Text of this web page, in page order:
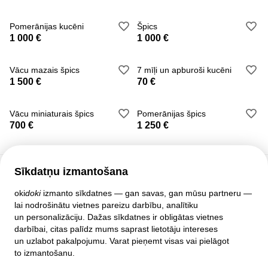
Pomerānijas kucēni
1 000 €
Špics
1 000 €
Vācu mazais špics
1 500 €
7 mīļi un apburoši kucēni
70 €
Vācu miniaturais špics
700 €
Pomerānijas špics
1 250 €
Sīkdatņu izmantošana
okidokiizmanto sīkdatnes — gan savas, gan mūsu partneru —
lai nodrošinātu vietnes pareizu darbību, analītiku
un personalizāciju. Dažas sīkdatnes ir obligātas vietnes
darbībai, citas palīdz mums saprast lietotāju intereses
un uzlabot pakalpojumu. Varat pieņemt visas vai pielāgot
to izmantošanu.
Klientu atbalsts
Palīdzība
Politika un līgumi
Privātuma iestatījumi
Pilnā mājas lapas versija